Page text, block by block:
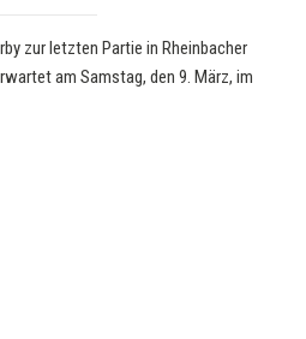
zur letzten Partie in Rheinbacher
am Samstag, den 9. März, im